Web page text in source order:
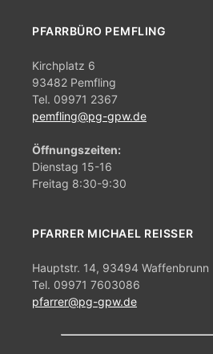
PFARRBÜRO PEMFLING
Kirchplatz 6
93482 Pemfling
Tel. 09971 2367
pemfling@pg-gpw.de
Öffnungszeiten:
Dienstag 15-16
Freitag 8:30-9:30
PFARRER MICHAEL REISSER
Hauptstr. 14, 93494 Waffenbrunn
Tel. 09971 7603086
pfarrer@pg-gpw.de